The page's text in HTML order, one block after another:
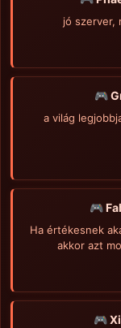
jó szerver,
🎮
a világ
🎮
Ha értékesnek
akkor azt
🎮